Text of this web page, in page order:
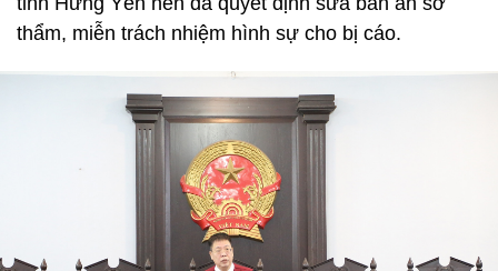
thẩm, miễn trách nhiệm hình sự cho bị cáo.